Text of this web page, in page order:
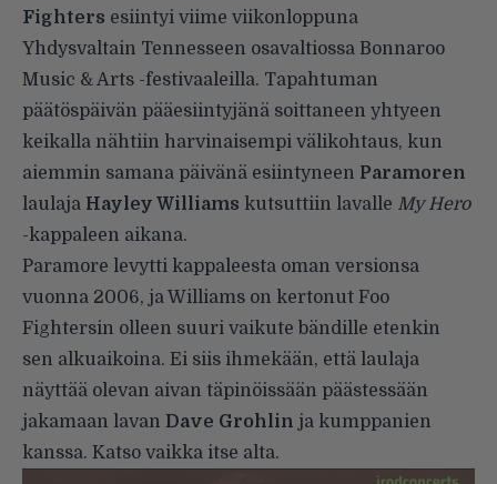
Fighters esiintyi viime viikonloppuna
Yhdysvaltain Tennesseen osavaltiossa Bonnaroo
Music & Arts -festivaaleilla. Tapahtuman
päätöspäivän pääesiintyjänä soittaneen yhtyeen
keikalla nähtiin harvinaisempi välikohtaus, kun
aiemmin samana päivänä esiintyneen Paramoren
laulaja Hayley Williams kutsuttiin lavalle My Hero
-kappaleen aikana.
Paramore levytti kappaleesta oman versionsa
vuonna 2006, ja Williams on kertonut Foo
Fightersin olleen suuri vaikute bändille etenkin
sen alkuaikoina. Ei siis ihmekään, että laulaja
näyttää olevan aivan täpinöissään päästessään
jakamaan lavan Dave Grohlin ja kumppanien
kanssa. Katso vaikka itse alta.